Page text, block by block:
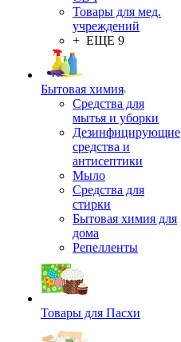
Товары для мед.
учреждений
+ ЕЩЕ 9
Бытовая химия
Средства для
мытья и уборки
Дезинфицирующие
средства и
антисептики
Мыло
Средства для
стирки
Бытовая химия для
дома
Репелленты
Товары для Пасхи